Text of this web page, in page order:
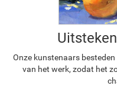
Onze kunstenaars
van het werk, zodat het